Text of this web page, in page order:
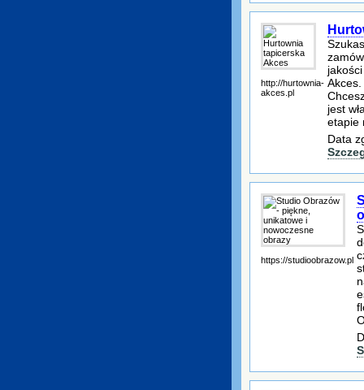
http://hurtownia-
akces.pl
jest
etapie
Data
https://studioobrazow.pl